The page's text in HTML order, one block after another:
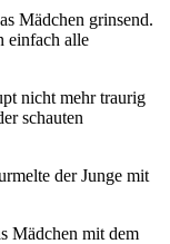
Mädchen grinsend.
einfach alle
nicht mehr traurig
schauten
der Junge mit
Mädchen mit dem